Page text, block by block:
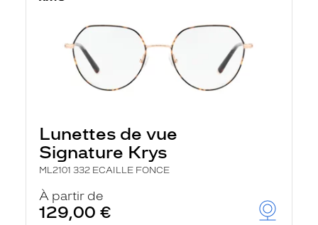
Lunettes de vue
Signature Krys
ML2101 332 ECAILLE FONCE
À partir de
129,00 €